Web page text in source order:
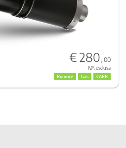
€ 280 , 00
IVA esclusa
Rumore Gas CARB